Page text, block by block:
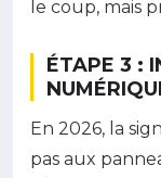
le coup, mais
ÉTAPE 3 :
En 2026, la
pas aux